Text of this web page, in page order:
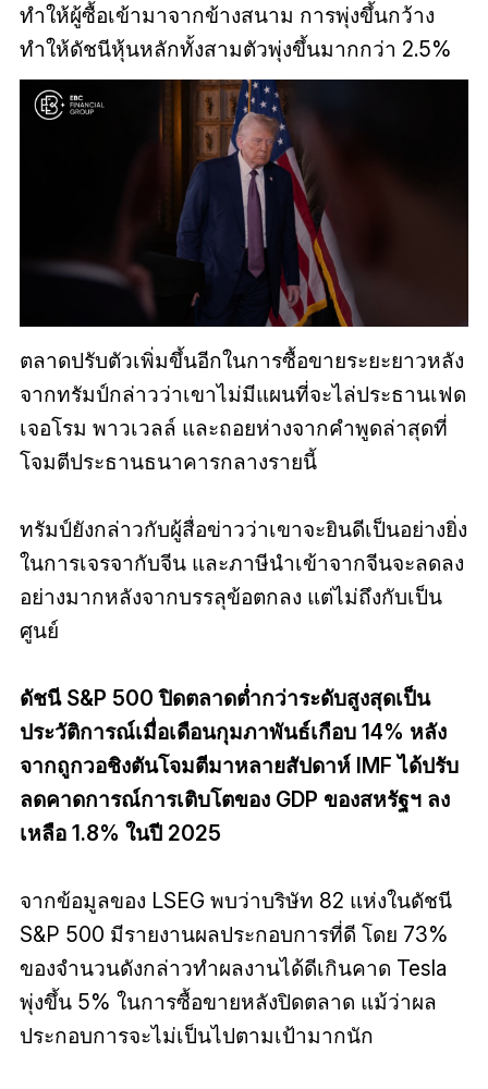
ทำให้ผู้ซื้อเข้ามาจากข้างสนาม การพุ่งขึ้นกว้าง
ทำให้ดัชนีหุ้นหลักทั้งสามตัวพุ่งขึ้นมากกว่า 2.5%
ตลาดปรับตัวเพิ่มขึ้นอีกในการซื้อขายระยะยาวหลัง
จากทรัมป์กล่าวว่าเขาไม่มีแผนที่จะไล่ประธานเฟด
เจอโรม พาวเวลล์ และถอยห่างจากคำพูดล่าสุดที่
โจมตีประธานธนาคารกลางรายนี้
ทรัมป์ยังกล่าวกับผู้สื่อข่าวว่าเขาจะยินดีเป็นอย่างยิ่ง
ในการเจรจากับจีน และภาษีนำเข้าจากจีนจะลดลง
อย่างมากหลังจากบรรลุข้อตกลง แต่ไม่ถึงกับเป็น
ศูนย์
ดัชนี S&P 500 ปิดตลาดต่ำกว่าระดับสูงสุดเป็น
ประวัติการณ์เมื่อเดือนกุมภาพันธ์เกือบ 14% หลัง
จากถูกวอชิงตันโจมตีมาหลายสัปดาห์ IMF ได้ปรับ
ลดคาดการณ์การเติบโตของ GDP ของสหรัฐฯ ลง
เหลือ 1.8% ในปี 2025
จากข้อมูลของ LSEG พบว่าบริษัท 82 แห่งในดัชนี
S&P 500 มีรายงานผลประกอบการที่ดี โดย 73%
ของจำนวนดังกล่าวทำผลงานได้ดีเกินคาด Tesla
พุ่งขึ้น 5% ในการซื้อขายหลังปิดตลาด แม้ว่าผล
ประกอบการจะไม่เป็นไปตามเป้ามากนัก